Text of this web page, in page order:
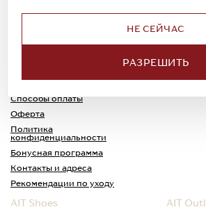
НЕ СЕЙЧАС
РАЗРЕШИТЬ
© 2023. AIT Shoes
Все права защищены
Доставка
Способы оплаты
Оферта
Политика
конфиденциальности
Обмен и
Каспи-
Бонусная программа
Контакты и адреса
Рекомендации по уходу
AIT Shoes AIT